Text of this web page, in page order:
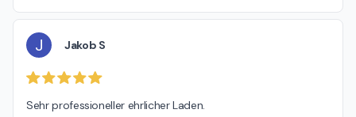
J Jakob S
Sehr professioneller ehrlicher Laden.